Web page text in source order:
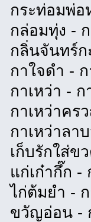
กระท่อมพ่อห
กล่อมทุ่ง - ก
กลิ่นจันทร์กะ
กาใจดำ - ก
กาเหว่า - ก
กาเหว่าครว
กาเหว่าลาบ
เก็บรักใส่ขว
แก่เก๋ากึ๊ก -
ไก่ต้มยำ - ก
ขวัญอ่อน - ก